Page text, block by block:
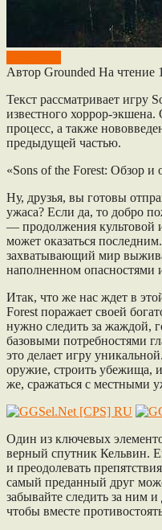
Автор Grounded На чтение
Текст рассматривает игру
известного хоррор-
процесс, а также
предыдущей частью.
«Sons of the Forest: Обзор и
Ну, друзья, вы готовы
ужаса? Если да, то добро
— продолжения культовой
может оказаться
захватывающий мир
наполненном опасностями
Итак, что же нас ждет в
Forest поражает своей
нужно следить за жаждой,
базовыми потребностями
это делает игру
оружие, строить убежища,
же, сражаться с местными
Один из ключевых
верный спутник Кельвин.
и преодолевать
самый преданный друг
забывайте следить за ним
чтобы вместе